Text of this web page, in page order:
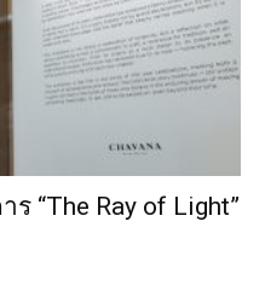
ร “The Ray of Light”